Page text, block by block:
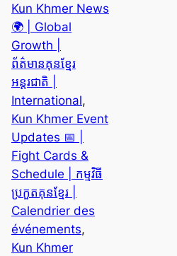
Kun Khmer News
🌍 | Global
Growth |
ព័ត៌មានគុនខ្មែរ
អន្តរជាតិ |
International
Kun Khmer Event
Updates 📅 |
Fight Cards &
Schedule | កម្មវិធី
ប្រកួតគុនខ្មែរ |
Calendrier des
événements
Kun Khmer